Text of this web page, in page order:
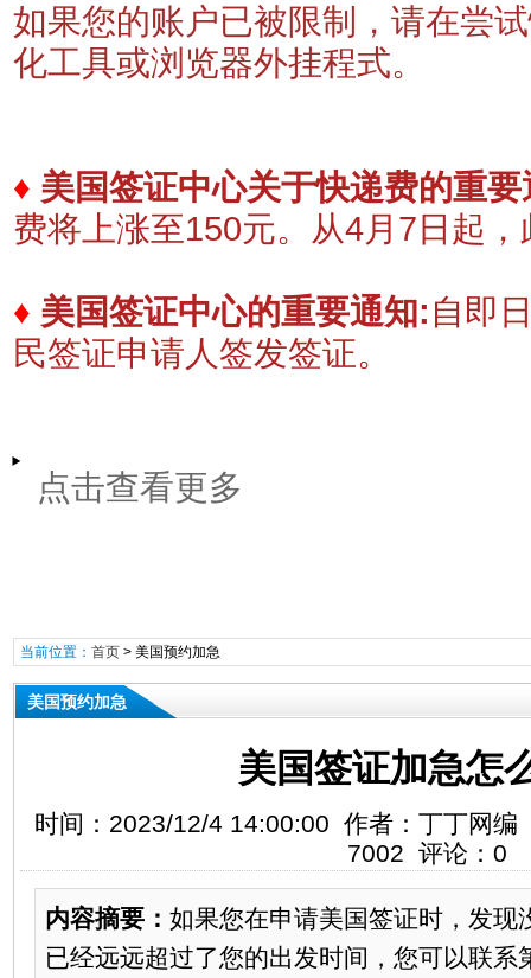
如果您的账户已被限制，请在尝
化工具或浏览器外挂程式。
♦ 美国签证中心关于快递费的重
费将上涨至150元。
从4月7日起
♦ 美国签证中心的重要通知: 自即
民签证申请人签发签证。
点击查看更多
当前位置： 首页> 美国预约加急
美国预约加急
美国签证加急怎
时间：2023/12/4 14:00:00 作者：丁丁网
7002 评论：0
内容摘要： 如果您在申请美国签证时，发现
已经远远超过了您的出发时间，您可以联系